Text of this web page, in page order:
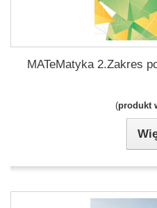
MATeMatyka 2.Zakres
(produkt